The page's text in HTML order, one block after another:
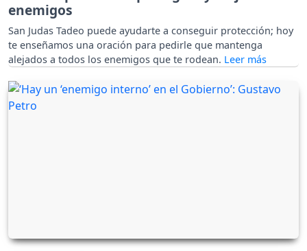
enemigos
San Judas Tadeo puede ayudarte a conseguir protección; hoy
te enseñamos una oración para pedirle que mantenga
alejados a todos los enemigos que te rodean.